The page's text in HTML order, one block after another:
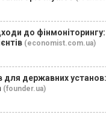
до
(economist.com.ua)
державних установ:
(founder.ua)